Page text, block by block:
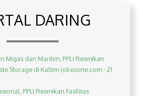
DARING
Migas dan Maritim, PPLI Resmikan
Storage di Kaltim (okezone.com - 21
PPLI Resmikan Fasilitas